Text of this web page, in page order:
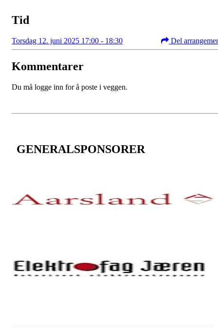
Tid
Torsdag 12. juni 2025 17:00 - 18:30 Del
Kommentarer
Du må logge inn for å poste i veggen.
GENERALSPONSORER